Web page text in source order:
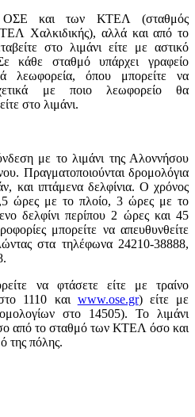
ΟΣΕ και των ΚΤΕΛ (σταθμός
Χαλκιδικής), αλλά και από το
στο λιμάνι είτε με αστικό
κάθε σταθμό υπάρχει γραφείο
λεωφορεία, όπου μπορείτε να
με ποιο λεωφορείο θα
στο λιμάνι.
με το λιμάνι της Αλοννήσου
Πραγματοποιούνται δρομολόγια
και ιπτάμενα δελφίνια. Ο χρόνος
ώρες με το πλοίο, 3 ώρες με το
δελφίνι περίπου 2 ώρες και 45
μπορείτε να απευθυνθείτε
στα τηλέφωνα 24210-38888,
να φτάσετε είτε με τραίνο
1110 και www.ose.gr) είτε με
στο 14505). Το λιμάνι
από το σταθμό των ΚΤΕΛ όσο και
της πόλης.